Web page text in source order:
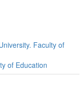
Faculty of
of Education